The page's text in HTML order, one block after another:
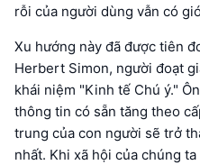
rỗi của người dùng vẫn có
Xu hướng này đã được tiên
Herbert Simon, người đoạt
khái niệm "Kinh tế Chú ý."
thông tin có sẵn tăng theo
trung của con người sẽ trở
nhất. Khi xã hội của chúng